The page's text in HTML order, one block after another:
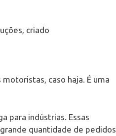
criado
caso haja. É uma
para indústrias. Essas
quantidade de pedidos